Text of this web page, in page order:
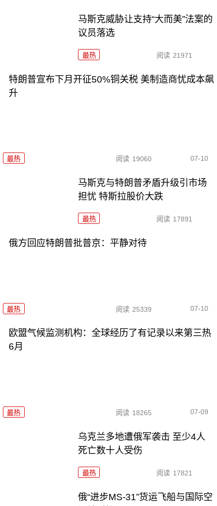
马斯克威胁让支持“大而美”法案的
议员落选
最热 阅读 21971
特朗普宣布下月开征50%铜关税 美制造商忧成本飙
升
最热 阅读 19060 07-10
马斯克与特朗普矛盾升级引市场
担忧 特斯拉股价大跌
最热 阅读 17891
俄方回应特朗普批普京：平静对待
最热 阅读 25339 07-10
欧盟气候监测机构：全球经历了有记录以来第三热
6月
最热 阅读 18265 07-09
乌克兰多地遭俄军袭击 至少4人
死亡数十人受伤
最热 阅读 17821
俄“进步MS-31”货运飞船与国际空